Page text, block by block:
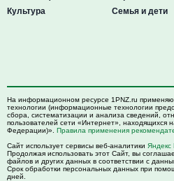
Культура
Семья и дети
На информационном ресурсе 1PNZ.ru
технологии (информационные технологии
сбора, систематизации и анализа сведений,
пользователей сети «Интернет», находящихся
Федерации)». Правила применения
Сайт использует сервисы веб-аналитики Яндекс
Продолжая использовать этот Сайт, вы
файлов и других данных в соответствии с
Срок обработки персональных данных при
дней.